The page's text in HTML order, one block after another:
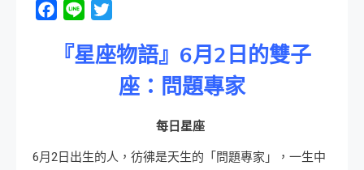
Facebook
Line
『星座物語』 6月2 日的雙子
座：問題專家
每日星座
6月2日出生的人，彷彿是天生的「問題專家」，一生中